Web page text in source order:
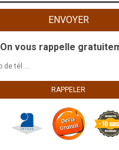
On vous rappelle